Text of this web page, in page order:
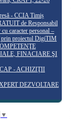
- CCIA Timiș
de Responsabil
caracter personal –
prin proiectul DigiTIM
FINACIARE ŞI
- ACHIZIŢII
DEZVOLTARE
▼